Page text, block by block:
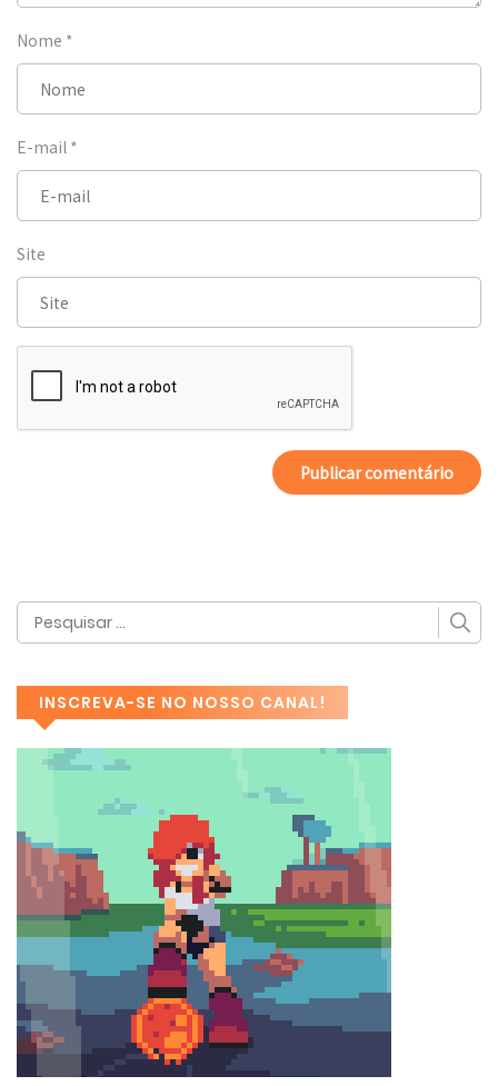
Nome *
E-mail *
Site
INSCREVA-SE NO NOSSO CANAL!